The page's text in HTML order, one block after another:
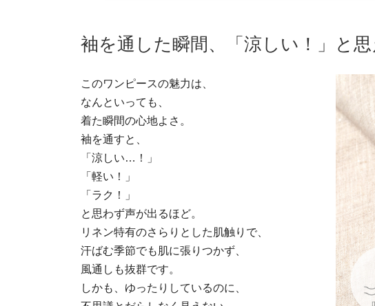
袖を通した瞬間、「涼しい！」と
このワンピースの魅力は、
なんといっても、
着た瞬間の心地よさ。
袖を通すと、
「涼しい…！」
「軽い！」
「ラク！」
と思わず声が出るほど。
リネン特有のさらりとした肌触りで、
汗ばむ季節でも肌に張りつかず、
風通しも抜群です。
しかも、ゆったりしているのに、